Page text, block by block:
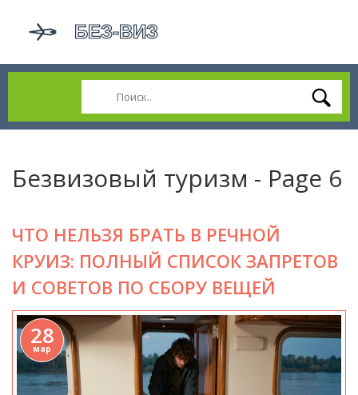
Безвизовый туризм - Page 6
ЧТО НЕЛЬЗЯ БРАТЬ В РЕЧНОЙ
КРУИЗ: ПОЛНЫЙ СПИСОК ЗАПРЕТОВ
И СОВЕТОВ ПО СБОРУ ВЕЩЕЙ
28
мар